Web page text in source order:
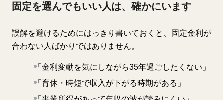
固定を選んでもいい人は、確かにいます
誤解を避けるためにはっきり書いておくと、固定金利が
合わない人ばかりではありません。
「金利変動を気にしながら35年過ごしたくない」
「育休・時短で収入が下がる時期がある」